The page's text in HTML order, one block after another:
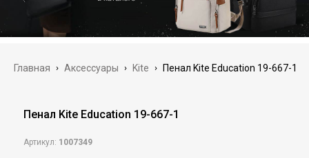
Главная › Аксессуары › Kite › Пенал Kite Education 19-667-1
Пенал Kite Education 19-667-1
Артикул: 1007349